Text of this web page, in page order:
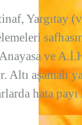
Yargıtay
ve
Altı aşamalı
hata payı